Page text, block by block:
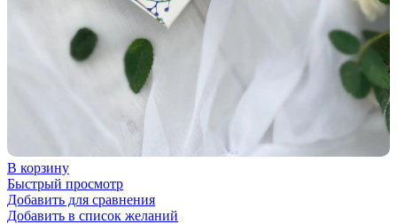
В корзину
Быстрый просмотр
Добавить для сравнения
Добавить в список желаний